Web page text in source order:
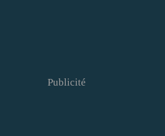
Publicité